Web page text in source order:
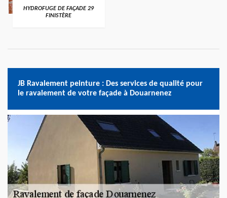
HYDROFUGE DE FAÇADE 29
FINISTÈRE
JB Ravalement peinture : Des services de qualité pour
le ravalement de votre façade à Douarnenez